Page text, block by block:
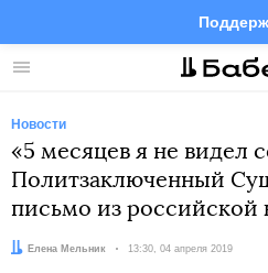
Меню Facebook
Новости
«5 месяцев я не видел
Политзаключенный
письмо из российской
Автор:Елена Мельник Дата:
13:30, 04 апреля 2019